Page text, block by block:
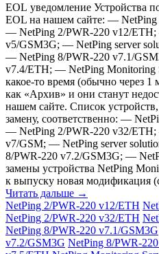
EOL уведомление Устройства
EOL на нашем сайте: —
— NetPing 2/PWR-220 v12/ETH;
v5/GSM3G; — NetPing server
— NetPing 8/PWR-220 v7.1/
v7.4/ETH; — NetPing Monitoring
какое-то время (обычно через
как «‎Архив» и они станут
нашем сайте. Список
замену, соответственно: —
— NetPing 2/PWR-220 v32/ETH;
v7/GSM; — NetPing server
8/PWR-220 v7.2/GSM3G; —
замены устройства NetPing
к выпуску новая модификация
Читать дальше →
NetPing 2/PWR-220 v12/ETH
NetPing 2/PWR-220 v32/ETH
NetPing 8/PWR-220 v7.1/GSM3G
v7.2/GSM3G NetPing 8/PWR-